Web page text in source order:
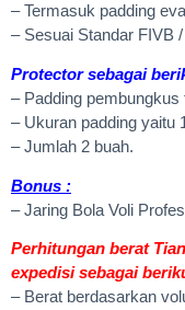
– Termasuk padding
– Sesuai Standar FIVB
Protector sebagai
– Padding
– Ukuran padding yaitu
– Jumlah 2 buah.
Bonus :
– Jaring Bola Voli
Perhitungan berat
expedisi sebagai
– Berat berdasarkan